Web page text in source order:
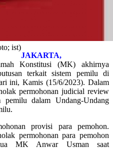
ist)
JAKARTA,
Konstitusi (MK) akhirnya
terkait sistem pemilu di
ini, Kamis (15/6/2023). Dalam
permohonan judicial review
pemilu dalam Undang-Undang
provisi para pemohon.
permohonan para pemohon
MK Anwar Usman saat